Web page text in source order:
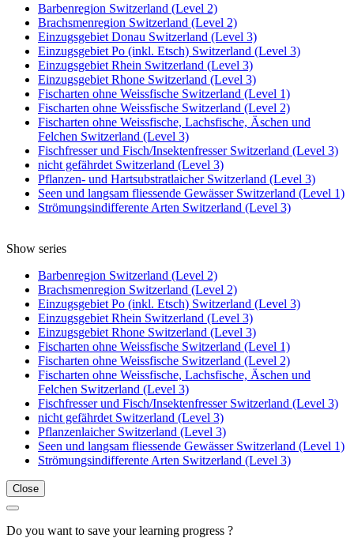
Barbenregion Switzerland (Level 2)
Brachsmenregion Switzerland (Level 2)
Einzugsgebiet Donau Switzerland (Level 3)
Einzugsgebiet Po (inkl. Etsch) Switzerland (Level 3)
Einzugsgebiet Rhein Switzerland (Level 3)
Einzugsgebiet Rhone Switzerland (Level 3)
Fischarten ohne Weissfische Switzerland (Level 1)
Fischarten ohne Weissfische Switzerland (Level 2)
Fischarten ohne Weissfische, Lachsfische, Äschen und
Felchen Switzerland (Level 3)
Fischfresser und Fisch/Insektenfresser Switzerland (Level 3)
nicht gefährdet Switzerland (Level 3)
Pflanzen- und Hartsubstratlaicher Switzerland (Level 3)
Seen und langsam fliessende Gewässer Switzerland (Level 1)
Strömungsindifferente Arten Switzerland (Level 3)
Show series
Barbenregion Switzerland (Level 2)
Brachsmenregion Switzerland (Level 2)
Einzugsgebiet Po (inkl. Etsch) Switzerland (Level 3)
Einzugsgebiet Rhein Switzerland (Level 3)
Einzugsgebiet Rhone Switzerland (Level 3)
Fischarten ohne Weissfische Switzerland (Level 1)
Fischarten ohne Weissfische Switzerland (Level 2)
Fischarten ohne Weissfische, Lachsfische, Äschen und
Felchen Switzerland (Level 3)
Fischfresser und Fisch/Insektenfresser Switzerland (Level 3)
nicht gefährdet Switzerland (Level 3)
Pflanzenlaicher Switzerland (Level 3)
Seen und langsam fliessende Gewässer Switzerland (Level 1)
Strömungsindifferente Arten Switzerland (Level 3)
Close
Do you want to save your learning progress ?